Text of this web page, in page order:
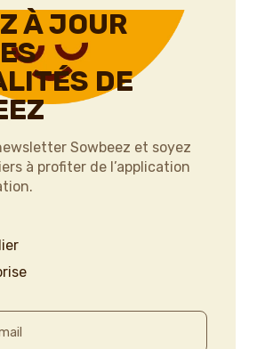
À JOUR
DE
Sowbeez et soyez
à profiter de l’application